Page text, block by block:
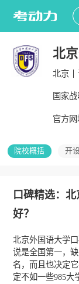
北
北京
国家战
官方网
院校概括 开
口碑精选：
好？
北京外国语大学
说是全国第一，
名，而且也决定
定不如一些985大